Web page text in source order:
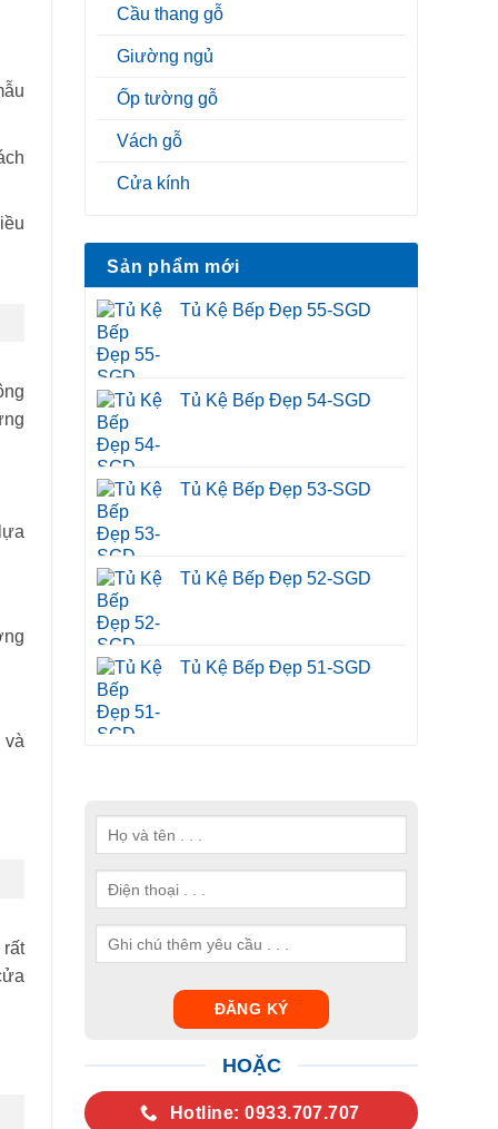
và
Cầu thang gỗ
Giường ngủ
Ốp tường gỗ
Vách gỗ
Cửa kính
Sản phẩm mới
Tủ Kệ Bếp Đẹp 55-SGD
Tủ Kệ Bếp Đẹp 54-SGD
Tủ Kệ Bếp Đẹp 53-SGD
Tủ Kệ Bếp Đẹp 52-SGD
Tủ Kệ Bếp Đẹp 51-SGD
HOẶC
Hotline: 0933.707.707